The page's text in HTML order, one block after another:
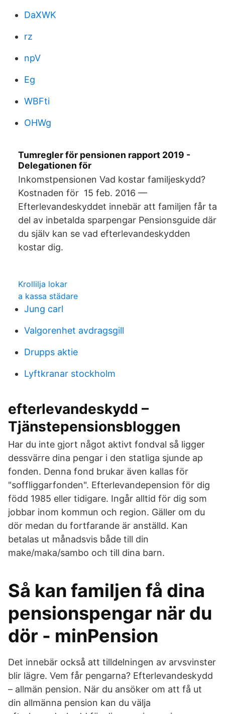
DaXWK
rz
npV
Eg
WBFti
OHWg
Tumregler för pensionen rapport 2019 -
Delegationen för
Inkomstpensionen Vad kostar familjeskydd?
Kostnaden för 15 feb. 2016 —
Efterlevandeskyddet innebär att familjen får ta
del av inbetalda sparpengar Pensionsguide där
du själv kan se vad efterlevandeskydden
kostar dig.
Krollilja lokar
a kassa städare
Jung carl
Valgorenhet avdragsgill
Drupps aktie
Lyftkranar stockholm
efterlevandeskydd –
Tjänstepensionsbloggen
Har du inte gjort något aktivt fondval så ligger
dessvärre dina pengar i den statliga sjunde ap
fonden. Denna fond brukar även kallas för
"soffliggarfonden". Efterlevandepension för dig
född 1985 eller tidigare. Ingår alltid för dig som
jobbar inom kommun och region. Gäller om du
dör medan du fortfarande är anställd. Kan
betalas ut månadsvis både till din
make/maka/sambo och till dina barn.
Så kan familjen få dina
pensionspengar när du
dör - minPension
Det innebär också att tilldelningen av arvsvinster
blir lägre. Vem får pengarna? Efterlevandeskydd
– allmän pension. När du ansöker om att få ut
din allmänna pension kan du välja